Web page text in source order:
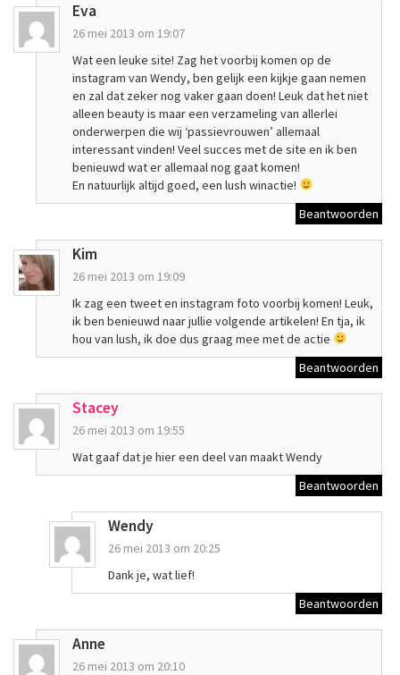
Eva
26 mei 2013 om 19:07
Wat een leuke site! Zag het voorbij komen op de
instagram van Wendy, ben gelijk een kijkje gaan nemen
en zal dat zeker nog vaker gaan doen! Leuk dat het niet
alleen beauty is maar een verzameling van allerlei
onderwerpen die wij ‘passievrouwen’ allemaal
interessant vinden! Veel succes met de site en ik ben
benieuwd wat er allemaal nog gaat komen!
En natuurlijk altijd goed, een lush winactie!
Beantwoorden
Kim
26 mei 2013 om 19:09
Ik zag een tweet en instagram foto voorbij komen! Leuk,
ik ben benieuwd naar jullie volgende artikelen! En tja, ik
hou van lush, ik doe dus graag mee met de actie
Beantwoorden
Stacey
26 mei 2013 om 19:55
Wat gaaf dat je hier een deel van maakt Wendy
Beantwoorden
Wendy
26 mei 2013 om 20:25
Dank je, wat lief!
Beantwoorden
Anne
26 mei 2013 om 20:10